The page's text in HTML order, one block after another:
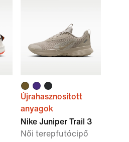
Újrahasznosított
anyagok
Nike Juniper Trail 3
Női terepfutócipő